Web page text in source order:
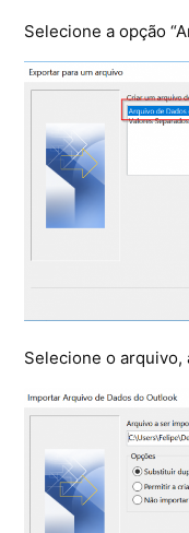
Selecione a opção
Selecione o arquivo,